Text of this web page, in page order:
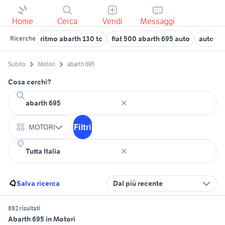
Home Cerca Vendi Messaggi
Ricerche ritmo abarth 130 tc fiat 500 abarth 695 auto auto
Subito Motori abarth 695
Cosa cerchi?
MOTORI Filtri
Salva ricerca Dal più recente
892 risultati
Abarth 695 in Motori